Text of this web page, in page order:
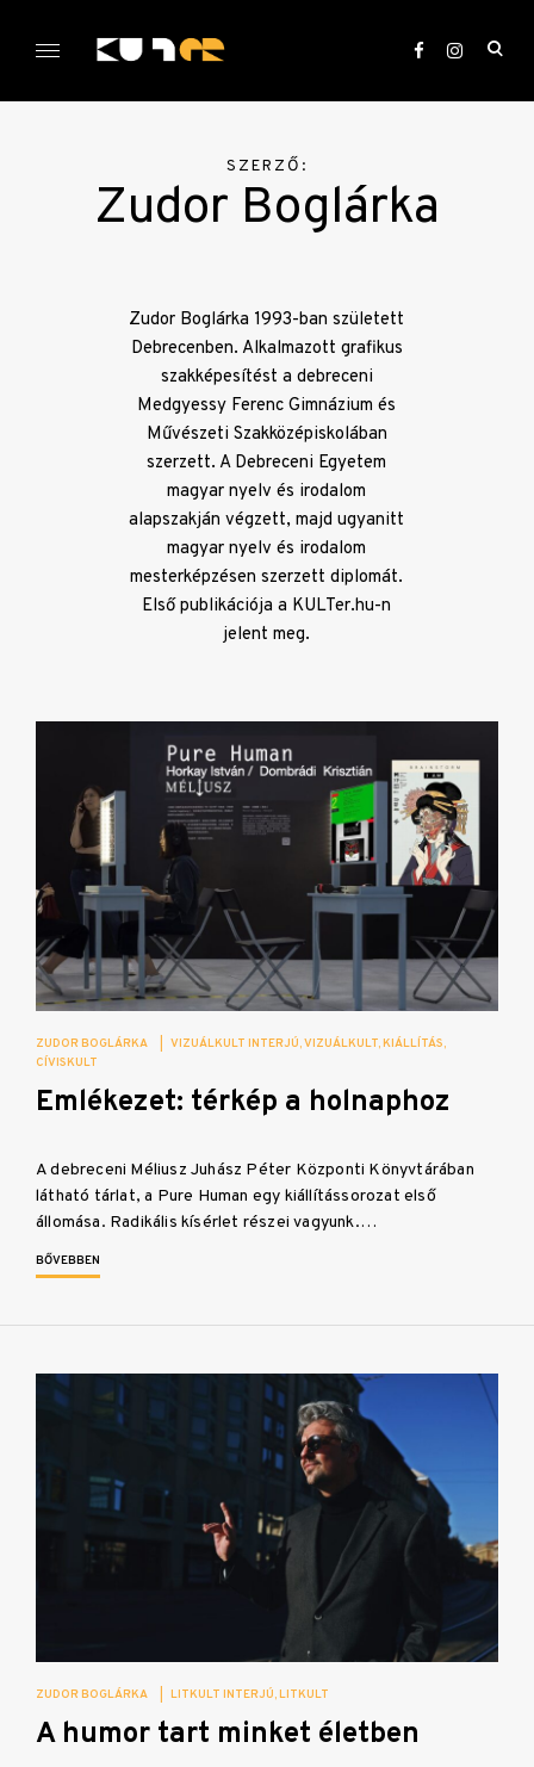
KULTer.hu
SZERZŐ:
Zudor Boglárka
Zudor Boglárka 1993-ban született
Debrecenben. Alkalmazott grafikus
szakképesítést a debreceni
Medgyessy Ferenc Gimnázium és
Művészeti Szakközépiskolában
szerzett. A Debreceni Egyetem
magyar nyelv és irodalom
alapszakján végzett, majd ugyanitt
magyar nyelv és irodalom
mesterképzésen szerzett diplomát.
Első publikációja a KULTer.hu-n
jelent meg.
ZUDOR BOGLÁRKA VIZUÁLKULT INTERJÚ VIZUÁLKULT KIÁLLÍTÁS
CÍVISKULT
Emlékezet: térkép a holnaphoz
A debreceni Méliusz Juhász Péter Központi Könyvtárában
látható tárlat, a Pure Human egy kiállítássorozat első
állomása. Radikális kísérlet részei vagyunk.…
BŐVEBBEN
ZUDOR BOGLÁRKA LITKULT INTERJÚ LITKULT
A humor tart minket életben